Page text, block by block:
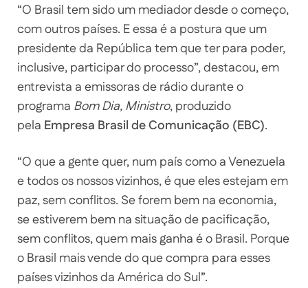
“O Brasil tem sido um mediador desde o começo,
com outros países. E essa é a postura que um
presidente da República tem que ter para poder,
inclusive, participar do processo”, destacou, em
entrevista a emissoras de rádio durante o
programa Bom Dia, Ministro, produzido
pela Empresa Brasil de Comunicação (EBC).
“O que a gente quer, num país como a Venezuela
e todos os nossos vizinhos, é que eles estejam em
paz, sem conflitos. Se forem bem na economia,
se estiverem bem na situação de pacificação,
sem conflitos, quem mais ganha é o Brasil. Porque
o Brasil mais vende do que compra para esses
países vizinhos da América do Sul”.